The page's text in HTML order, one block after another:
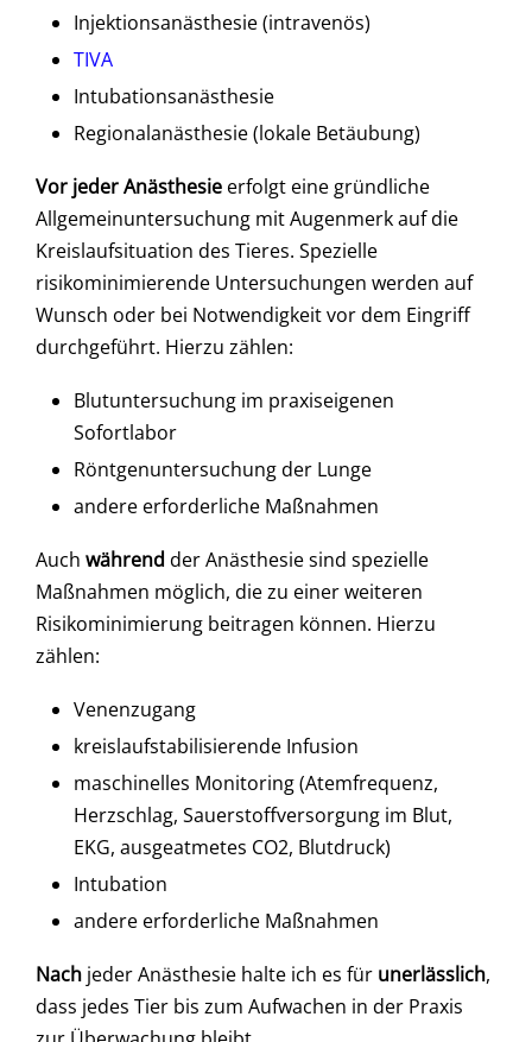
Injektionsanästhesie (intravenös)
TIVA
Intubationsanästhesie
Regionalanästhesie (lokale Betäubung)
Vor jeder Anästhesie erfolgt eine gründliche
Allgemeinuntersuchung mit Augenmerk auf die
Kreislaufsituation des Tieres. Spezielle
risikominimierende Untersuchungen werden auf
Wunsch oder bei Notwendigkeit vor dem Eingriff
durchgeführt. Hierzu zählen:
Blutuntersuchung im praxiseigenen
Sofortlabor
Röntgenuntersuchung der Lunge
andere erforderliche Maßnahmen
Auch während der Anästhesie sind spezielle
Maßnahmen möglich, die zu einer weiteren
Risikominimierung beitragen können. Hierzu
zählen:
Venenzugang
kreislaufstabilisierende Infusion
maschinelles Monitoring (Atemfrequenz,
Herzschlag, Sauerstoffversorgung im Blut,
EKG, ausgeatmetes CO2, Blutdruck)
Intubation
andere erforderliche Maßnahmen
Nach jeder Anästhesie halte ich es für unerlässlich,
dass jedes Tier bis zum Aufwachen in der Praxis